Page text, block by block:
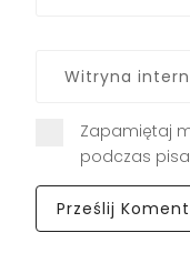
Zapamiętaj
podczas